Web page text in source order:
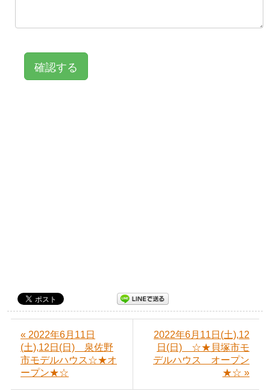
« 2022年6月11日
(土),12日(日) 泉佐野
市モデルハウス☆★オ
ープン★☆
2022年6月11日(土),12
日(日) ☆★貝塚市モ
デルハウス オープン
★☆ »